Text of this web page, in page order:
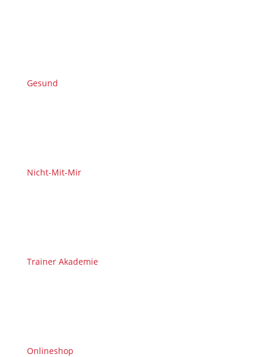
Gesund
Nicht-Mit-Mir
Trainer Akademie
Onlineshop